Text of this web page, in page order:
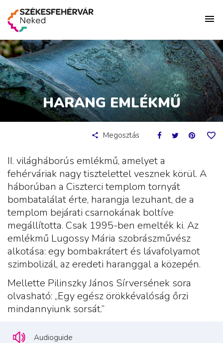
HARANG EMLÉKMŰ
Megosztás
II. világháborús emlékmű, amelyet a
fehérváriak nagy tisztelettel vesznek körül. A
háborúban a Ciszterci templom tornyát
bombatalálat érte, harangja lezuhant, de a
templom bejárati csarnokának boltíve
megállította. Csak 1995-ben emelték ki. Az
emlékmű Lugossy Mária szobrászművész
alkotása: egy bombakrátert és lávafolyamot
szimbolizál, az eredeti haranggal a közepén.
Mellette Pilinszky János Sírversének sora
olvasható: „Egy egész örökkévalóság őrzi
mindannyiunk sorsát.”
Audioguide